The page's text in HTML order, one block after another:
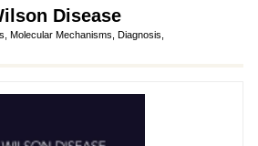
Disease
Molecular Mechanisms, Diagnosis,